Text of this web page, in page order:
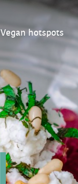
Vegan hotspots